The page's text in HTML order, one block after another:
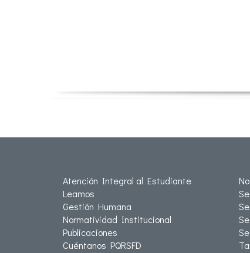
Atención Integral al Estudiante
Leamos
Gestión Humana
Normatividad Institucional
Publicaciones
Cuéntanos PQRSFD